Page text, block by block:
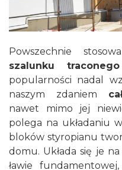
Powszechnie
szalunku traconego
popularności nadal
naszym zdaniem
nawet mimo jej
polega na układaniu
bloków styropianu
domu. Układa się je
ławie